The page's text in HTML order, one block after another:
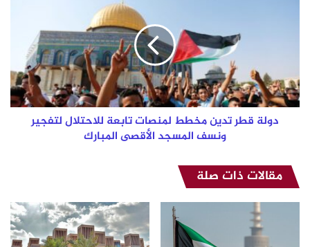
للاحتلال
لتفجير
ونسف
المسجددولة قطر تدين مخطط لمنصات تابعة للاحتلال لتفجير
ونسف المسجد الأقصى المبارك
مقالات ذات صلة